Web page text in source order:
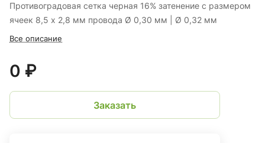
Противоградовая сетка черная 16% затенение с размером
ячеек 8,5 х 2,8 мм провода Ø 0,30 мм | Ø 0,32 мм
Все описание
0 ₽
Заказать